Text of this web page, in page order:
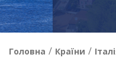
Головна / Країни /